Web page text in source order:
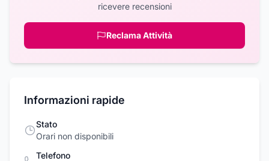
ricevere recensioni
Reclama Attività
Informazioni rapide
Stato
Orari non disponibili
Telefono